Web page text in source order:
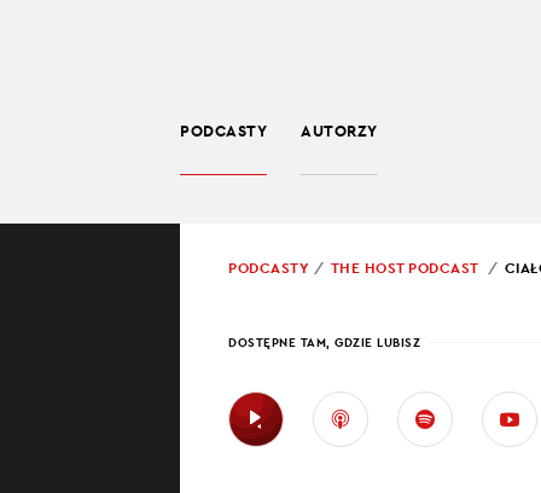
PODCASTY AUTORZY
PROWADZĄCY:
PODCASTY
THE HOST PODCAST
DOSTĘPNE TAM, GDZIE LUBISZ